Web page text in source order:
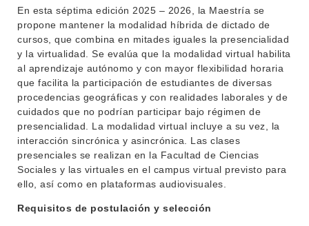
En esta séptima edición 2025 – 2026, la Maestría se
propone mantener la modalidad híbrida de dictado de
cursos, que combina en mitades iguales la presencialidad
y la virtualidad. Se evalúa que la modalidad virtual habilita
al aprendizaje autónomo y con mayor flexibilidad horaria
que facilita la participación de estudiantes de diversas
procedencias geográficas y con realidades laborales y de
cuidados que no podrían participar bajo régimen de
presencialidad. La modalidad virtual incluye a su vez, la
interacción sincrónica y asincrónica. Las clases
presenciales se realizan en la Facultad de Ciencias
Sociales y las virtuales en el campus virtual previsto para
ello, así como en plataformas audiovisuales.
Requisitos de postulación y selección